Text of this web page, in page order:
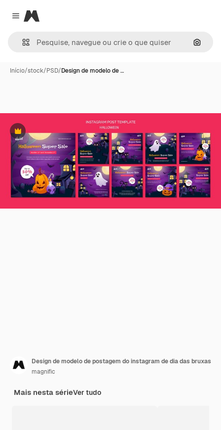
Close menu
Magnific
Início/stock/PSD/Design de modelo de …
Premium
Design de modelo de postagem do instagram de dia das bruxas
magnific
Mais nesta sérieVer tudo